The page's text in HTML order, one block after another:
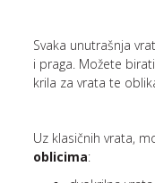
Svaka unutrašnja
i praga. Možete
krila za vrata te
Uz klasičnih vrata,
oblicima: